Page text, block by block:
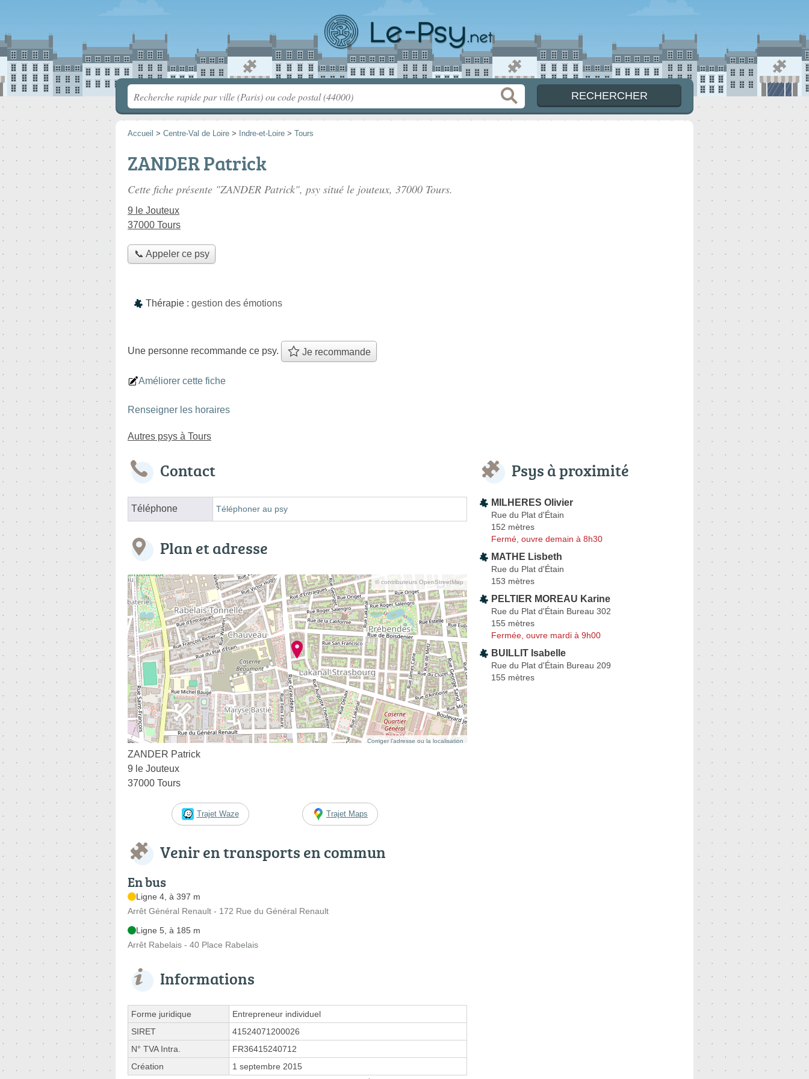
Accueil > Centre-Val de Loire > Indre-et-Loire > Tours
ZANDER Patrick
Cette fiche présente "ZANDER Patrick", psy situé le jouteux, 37000 Tours.
9 le Jouteux
37000 Tours
📞 Appeler ce psy
Thérapie : gestion des émotions
Une personne recommande ce psy. Je recommande
Améliorer cette fiche
Renseigner les horaires
Autres psys à Tours
Contact
Téléphone Téléphoner au psy
Plan et adresse
© contributeurs OpenStreetMap
Corriger l’adresse ou la localisation
ZANDER Patrick
9 le Jouteux
37000 Tours
Trajet Waze Trajet Maps
Venir en transports en commun
En bus
Ligne 4, à 397 m
Arrêt Général Renault - 172 Rue du Général Renault
Ligne 5, à 185 m
Arrêt Rabelais - 40 Place Rabelais
Informations
Forme juridique
Entrepreneur individuel
SIRET
41524071200026
N° TVA Intra.
FR36415240712
Création
1 septembre 2015
Psys à proximité
MILHERES Olivier
Rue du Plat d'Étain
152 mètres
Fermé, ouvre demain à 8h30
MATHE Lisbeth
Rue du Plat d'Étain
153 mètres
PELTIER MOREAU Karine
Rue du Plat d'Étain Bureau 302
155 mètres
Fermée, ouvre mardi à 9h00
BUILLIT Isabelle
Rue du Plat d'Étain Bureau 209
155 mètres